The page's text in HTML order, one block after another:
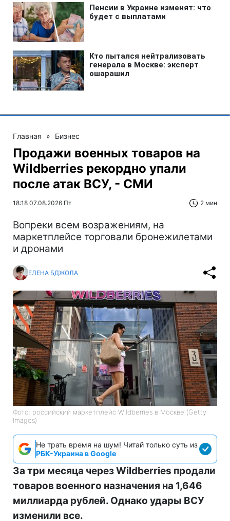
Главная » Бизнес
Продажи военных товаров на
Wildberries рекордно упали
после атак ВСУ, - СМИ
18:18 07.08.2026 Пт 2 мин
Вопреки всем возражениям, на
маркетплейсе торговали бронежилетами
и дронами
ЕЛЕНА БДЖОЛА
Фото: российский маркетплейс Wildberries в Москве (Getty
Images)
Не трать время на шум! Читай только суть из
РБК-Украина в Google
За три месяца через Wildberries продали
товаров военного назначения на 1,646
миллиарда рублей. Однако удары ВСУ
изменили все.